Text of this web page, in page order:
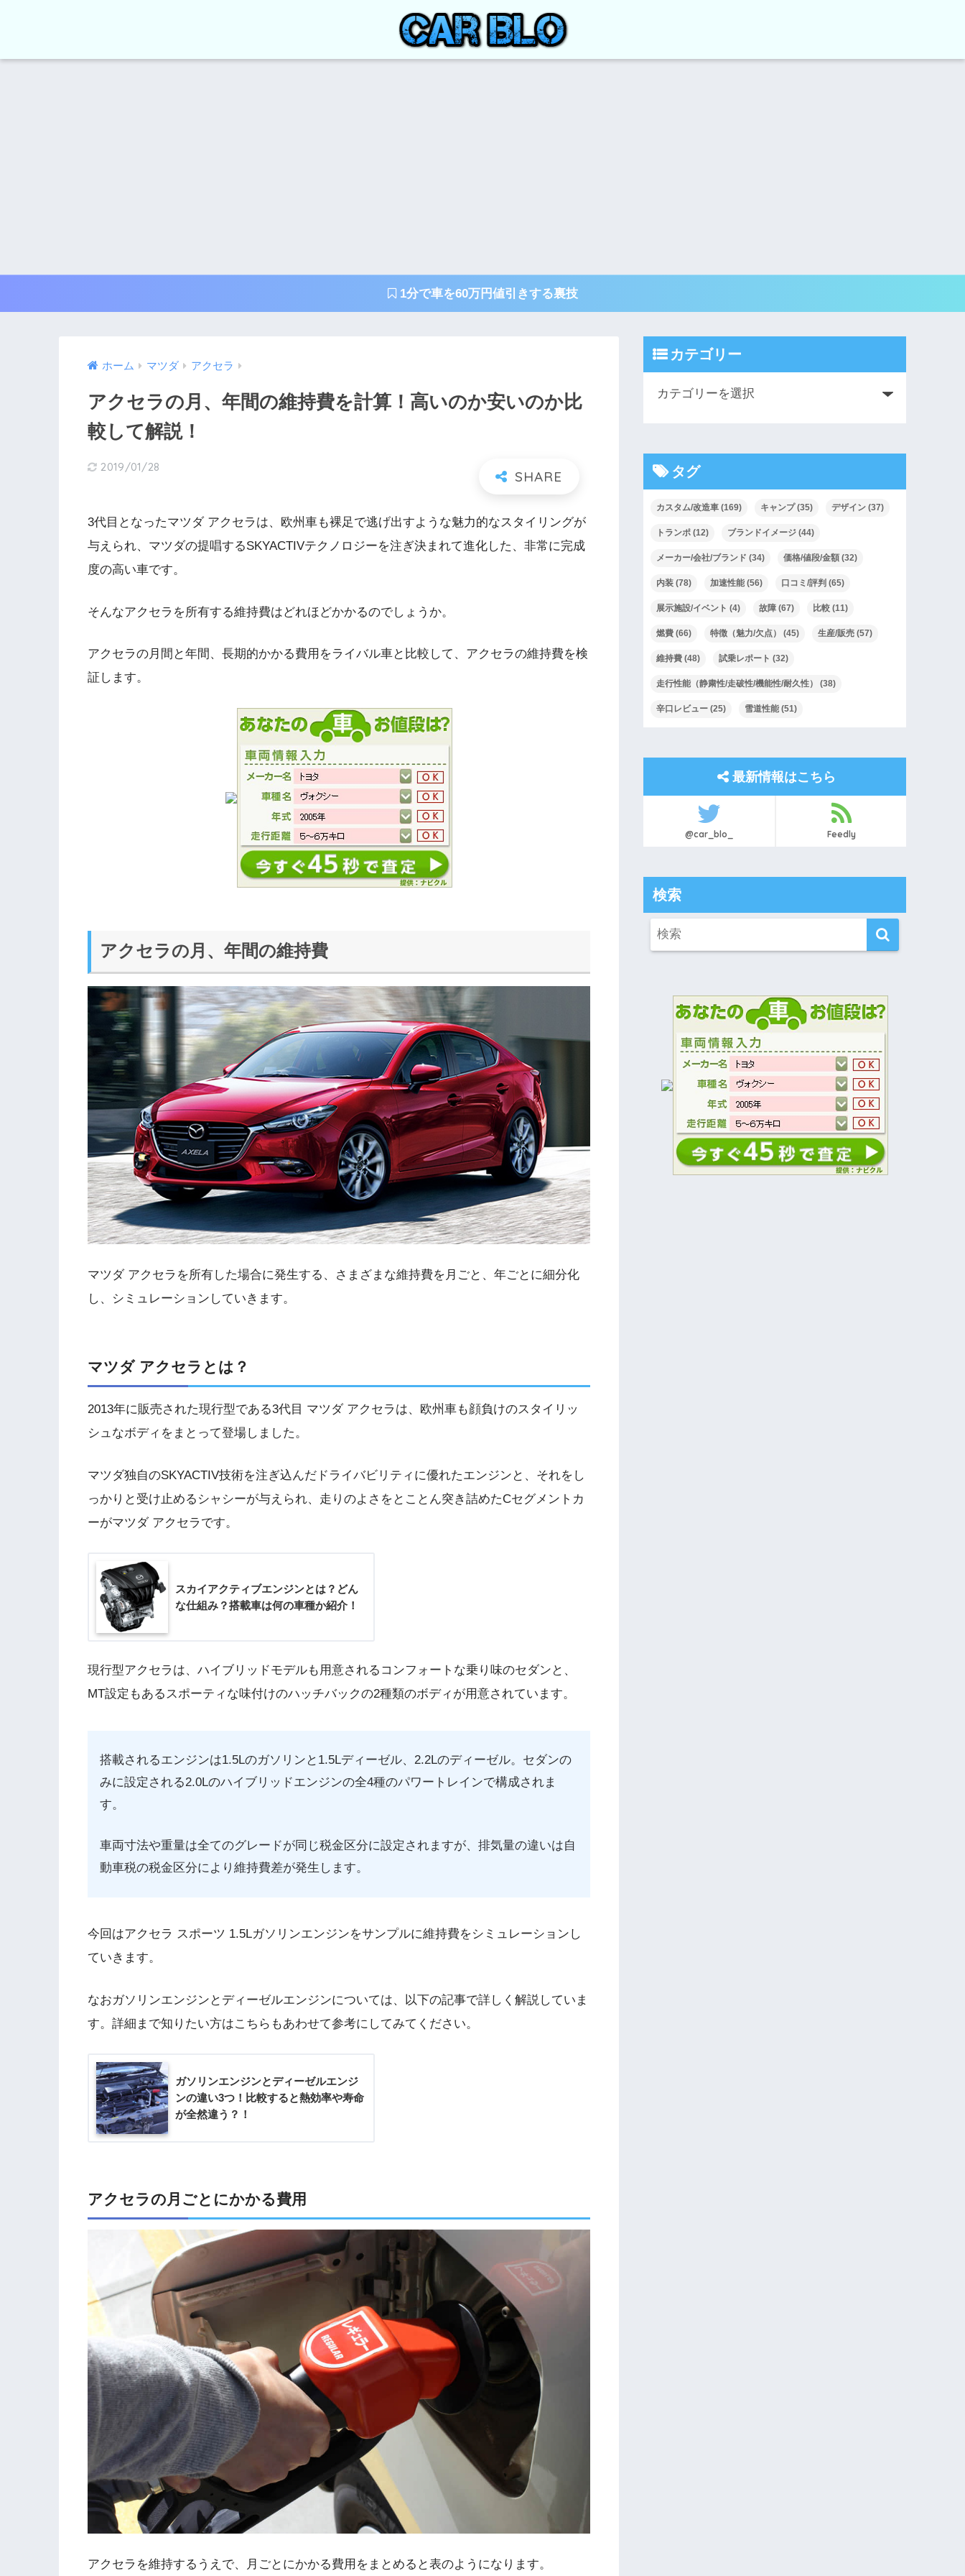
1分で車を60万円値引きする裏技
ホーム マツダ アクセラ
アクセラの月、年間の維持費を計算！高いのか安いのか比
較して解説！
2019/01/28
3代目となったマツダ アクセラは、欧州車も裸足で逃げ出すような魅力的なスタイリングが
与えられ、マツダの提唱するSKYACTIVテクノロジーを注ぎ決まれて進化した、非常に完成
度の高い車です。
そんなアクセラを所有する維持費はどれほどかかるのでしょうか。
アクセラの月間と年間、長期的かかる費用をライバル車と比較して、アクセラの維持費を検
証します。
アクセラの月、年間の維持費
マツダ アクセラを所有した場合に発生する、さまざまな維持費を月ごと、年ごとに細分化
し、シミュレーションしていきます。
マツダ アクセラとは？
2013年に販売された現行型である3代目 マツダ アクセラは、欧州車も顔負けのスタイリッ
シュなボディをまとって登場しました。
マツダ独自のSKYACTIV技術を注ぎ込んだドライバビリティに優れたエンジンと、それをし
っかりと受け止めるシャシーが与えられ、走りのよさをとことん突き詰めたCセグメントカ
ーがマツダ アクセラです。
スカイアクティブエンジンとは？どん
な仕組み？搭載車は何の車種か紹介！
現行型アクセラは、ハイブリッドモデルも用意されるコンフォートな乗り味のセダンと、
MT設定もあるスポーティな味付けのハッチバックの2種類のボディが用意されています。
搭載されるエンジンは1.5Lのガソリンと1.5Lディーゼル、2.2Lのディーゼル。セダンの
みに設定される2.0Lのハイブリッドエンジンの全4種のパワートレインで構成されま
す。
車両寸法や重量は全てのグレードが同じ税金区分に設定されますが、排気量の違いは自
動車税の税金区分により維持費差が発生します。
今回はアクセラ スポーツ 1.5Lガソリンエンジンをサンプルに維持費をシミュレーションし
ていきます。
なおガソリンエンジンとディーゼルエンジンについては、以下の記事で詳しく解説していま
す。詳細まで知りたい方はこちらもあわせて参考にしてみてください。
ガソリンエンジンとディーゼルエンジ
ンの違い3つ！比較すると熱効率や寿命
が全然違う？！
アクセラの月ごとにかかる費用
アクセラを維持するうえで、月ごとにかかる費用をまとめると表のようになります。
カテゴリー
タグ
カスタム/改造車 (169) キャンプ(35) デザイン (37)
トランポ (12) ブランドイメージ (44)
メーカー/会社/ブランド (34) 価格/値段/金額 (32)
内装 (78) 加速性能 (56) 口コミ/評判 (65)
展示施設/イベント (4) 故障 (67) 比較 (11)
燃費 (66) 特徴（魅力/欠点） (45) 生産/販売 (57)
維持費 (48) 試乗レポート (32)
走行性能（静粛性/走破性/機能性/耐久性） (38)
辛口レビュー (25) 雪道性能 (51)
最新情報はこちら
@car_blo_ Feedly
検索